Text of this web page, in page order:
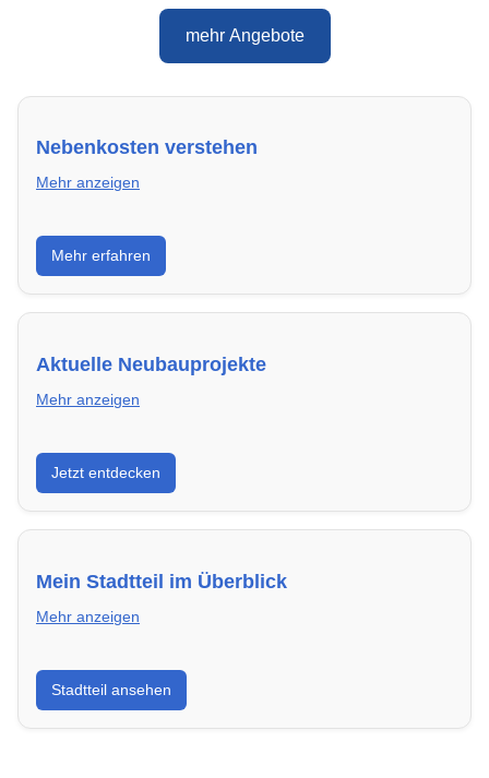
mehr Angebote
Nebenkosten verstehen
Mehr anzeigen
Erfahre, welche Nebenkosten rechtmäßig sind und
wie du deine monatliche Belastung optimieren
kannst.
Mehr erfahren
Aktuelle Neubauprojekte
Mehr anzeigen
Entdecke Neubauprojekte in Hamm – modern,
energieeffizient und sofort bezugsfertig.
Jetzt entdecken
Mein Stadtteil im Überblick
Mehr anzeigen
Erfahre mehr über deinen Stadtteil in Hamm:
Lebensqualität, Verkehrsanbindung, Schulen,
Freizeitmöglichkeiten und Mietpreise.
Stadtteil ansehen